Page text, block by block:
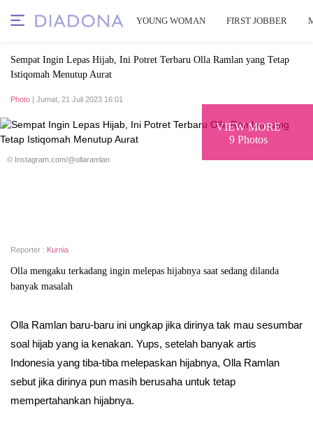
YOUNG WOMAN FIRST JOBBER
Sempat Ingin Lepas Hijab, Ini Potret Terbaru Olla Ramlan yang Tetap
Istiqomah Menutup Aurat
Photo | Jumat, 21 Juli 2023 16:01
VIEW MORE
9 Photos
© Instagram.com/@ollaramlan
Reporter : Kurnia
Olla mengaku terkadang ingin melepas hijabnya saat sedang dilanda
banyak masalah
Olla Ramlan baru-baru ini ungkap jika dirinya tak mau sesumbar
soal hijab yang ia kenakan. Yups, setelah banyak artis
Indonesia yang tiba-tiba melepaskan hijabnya, Olla Ramlan
sebut jika dirinya pun masih berusaha untuk tetap
mempertahankan hijabnya.